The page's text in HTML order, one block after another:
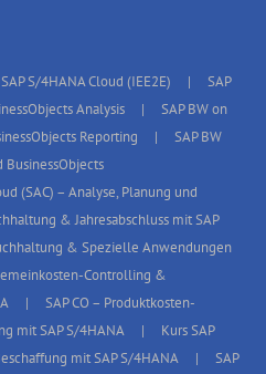
S/4HANA Cloud (IEE2E)
SAP
Analysis
SAP BW on
Reporting
SAP BW
(SAC) – Analyse, Planung und
& Jahresabschluss mit SAP
& Spezielle Anwendungen
Controlling &
SAP CO – Produktkosten-
mit SAP S/4HANA
Kurs SAP
mit SAP S/4HANA
SAP